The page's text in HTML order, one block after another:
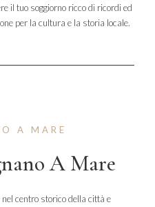
il tuo soggiorno ricco di ricordi ed
per la cultura e la storia locale.
A MARE
A Mare
centro storico della città e